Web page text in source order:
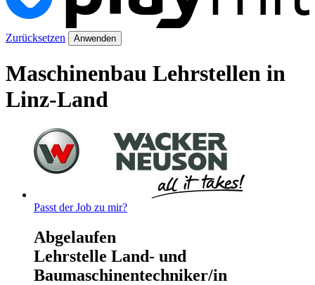
Zurücksetzen Anwenden
Maschinenbau Lehrstellen in
Linz-Land
Passt der Job zu mir?
Abgelaufen
Lehrstelle Land- und
Baumaschinentechniker/in